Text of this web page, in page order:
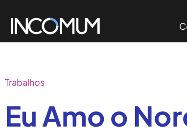
Trabalhos
Eu Amo o